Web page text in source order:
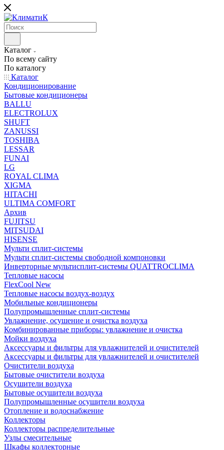
Каталог
По всему сайту
По каталогу
Каталог
Кондиционирование
Бытовые кондиционеры
BALLU
ELECTROLUX
SHUFT
ZANUSSI
TOSHIBA
LESSAR
FUNAI
LG
ROYAL CLIMA
XIGMA
HITACHI
ULTIMA COMFORT
Архив
FUJITSU
MITSUDAI
HISENSE
Мульти сплит-системы
Мульти сплит-системы свободной компоновки
Инверторные мультисплит-системы QUATTROCLIMA
Тепловые насосы
FlexCool New
Тепловые насосы воздух-воздух
Мобильные кондиционеры
Полупромышленные сплит-системы
Увлажнение, осушение и очистка воздуха
Комбинированные приборы: увлажнение и очистка
Мойки воздуха
Аксессуары и фильтры для увлажнителей и очистителей
Аксессуары и фильтры для увлажнителей и очистителей
Очистители воздуха
Бытовые очистители воздуха
Осушители воздуха
Бытовые осушители воздуха
Полупромышленные осушители воздуха
Отопление и водоснабжение
Коллекторы
Коллекторы распределительные
Узлы смесительные
Шкафы коллекторные